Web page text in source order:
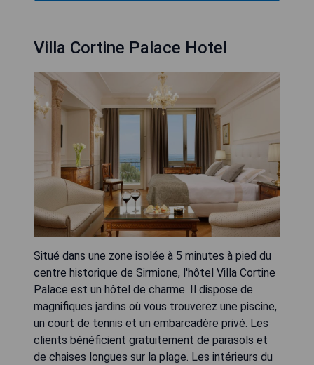
Villa Cortine Palace Hotel
Situé dans une zone isolée à 5 minutes à pied du
centre historique de Sirmione, l'hôtel Villa Cortine
Palace est un hôtel de charme. Il dispose de
magnifiques jardins où vous trouverez une piscine,
un court de tennis et un embarcadère privé. Les
clients bénéficient gratuitement de parasols et
de chaises longues sur la plage. Les intérieurs du